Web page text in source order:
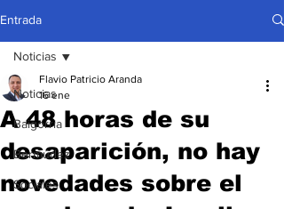
Entrada
Noticias
Baigorria
Bermúdez
Sociales
Noticias
A 48 horas de su
desaparición, no hay
novedades sobre el
Flavio Patricio Aranda
16 ene